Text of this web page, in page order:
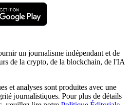
un journalisme indépendant et de
de la crypto, de la blockchain, de l'IA
et analyses sont produites avec une
journalistiques. Pour plus de détails